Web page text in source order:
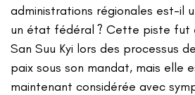
administrations régionales est-il
un état fédéral ? Cette piste fut
San Suu Kyi lors des processus
paix sous son mandat, mais elle
maintenant considérée avec